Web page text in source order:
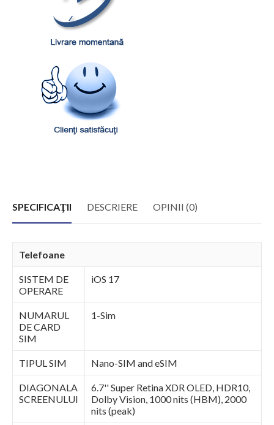
SPECIFICAŢII DESCRIERE OPINII (0)
Telefoane
SISTEM DE
OPERARE
iOS 17
NUMARUL
DE CARD
SIM
1-Sim
TIPUL SIM Nano-SIM and eSIM
DIAGONALA
SCREENULUI
6.7'' Super Retina XDR OLED, HDR10,
Dolby Vision, 1000 nits (HBM), 2000
nits (peak)